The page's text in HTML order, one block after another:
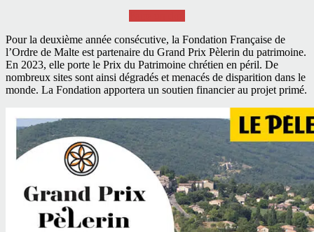
Pour la deuxième année consécutive, la Fondation Française de
l’Ordre de Malte est partenaire du Grand Prix Pèlerin du patrimoine.
En 2023, elle porte le Prix du Patrimoine chrétien en péril. De
nombreux sites sont ainsi dégradés et menacés de disparition dans le
monde. La Fondation apportera un soutien financier au projet primé.